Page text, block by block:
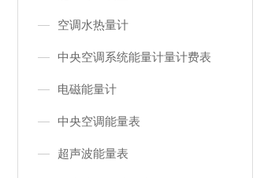
空调水热量计
中央空调系统能量计量计费表
电磁能量计
中央空调能量表
超声波能量表